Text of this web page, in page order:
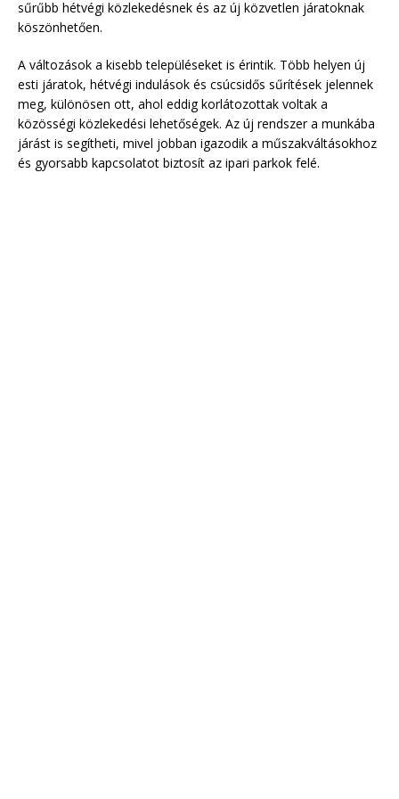
sűrűbb hétvégi közlekedésnek és az új közvetlen járatoknak
köszönhetően.
A változások a kisebb településeket is érintik. Több helyen új
esti járatok, hétvégi indulások és csúcsidős sűrítések jelennek
meg, különösen ott, ahol eddig korlátozottak voltak a
közösségi közlekedési lehetőségek. Az új rendszer a munkába
járást is segítheti, mivel jobban igazodik a műszakváltásokhoz
és gyorsabb kapcsolatot biztosít az ipari parkok felé.